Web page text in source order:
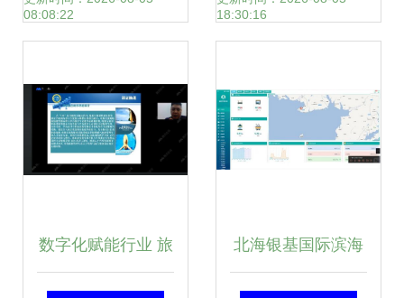
08:08:22
18:30:16
数字化赋能行业 旅 北海银基国际滨海